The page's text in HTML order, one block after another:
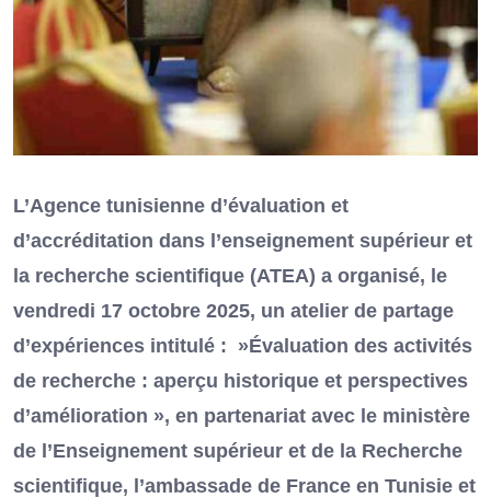
L’Agence tunisienne d’évaluation et
d’accréditation dans l’enseignement supérieur et
la recherche scientifique (ATEA) a organisé, le
vendredi 17 octobre 2025, un atelier de partage
d’expériences intitulé : »Évaluation des activités
de recherche : aperçu historique et perspectives
d’amélioration », en partenariat avec le ministère
de l’Enseignement supérieur et de la Recherche
scientifique, l’ambassade de France en Tunisie et